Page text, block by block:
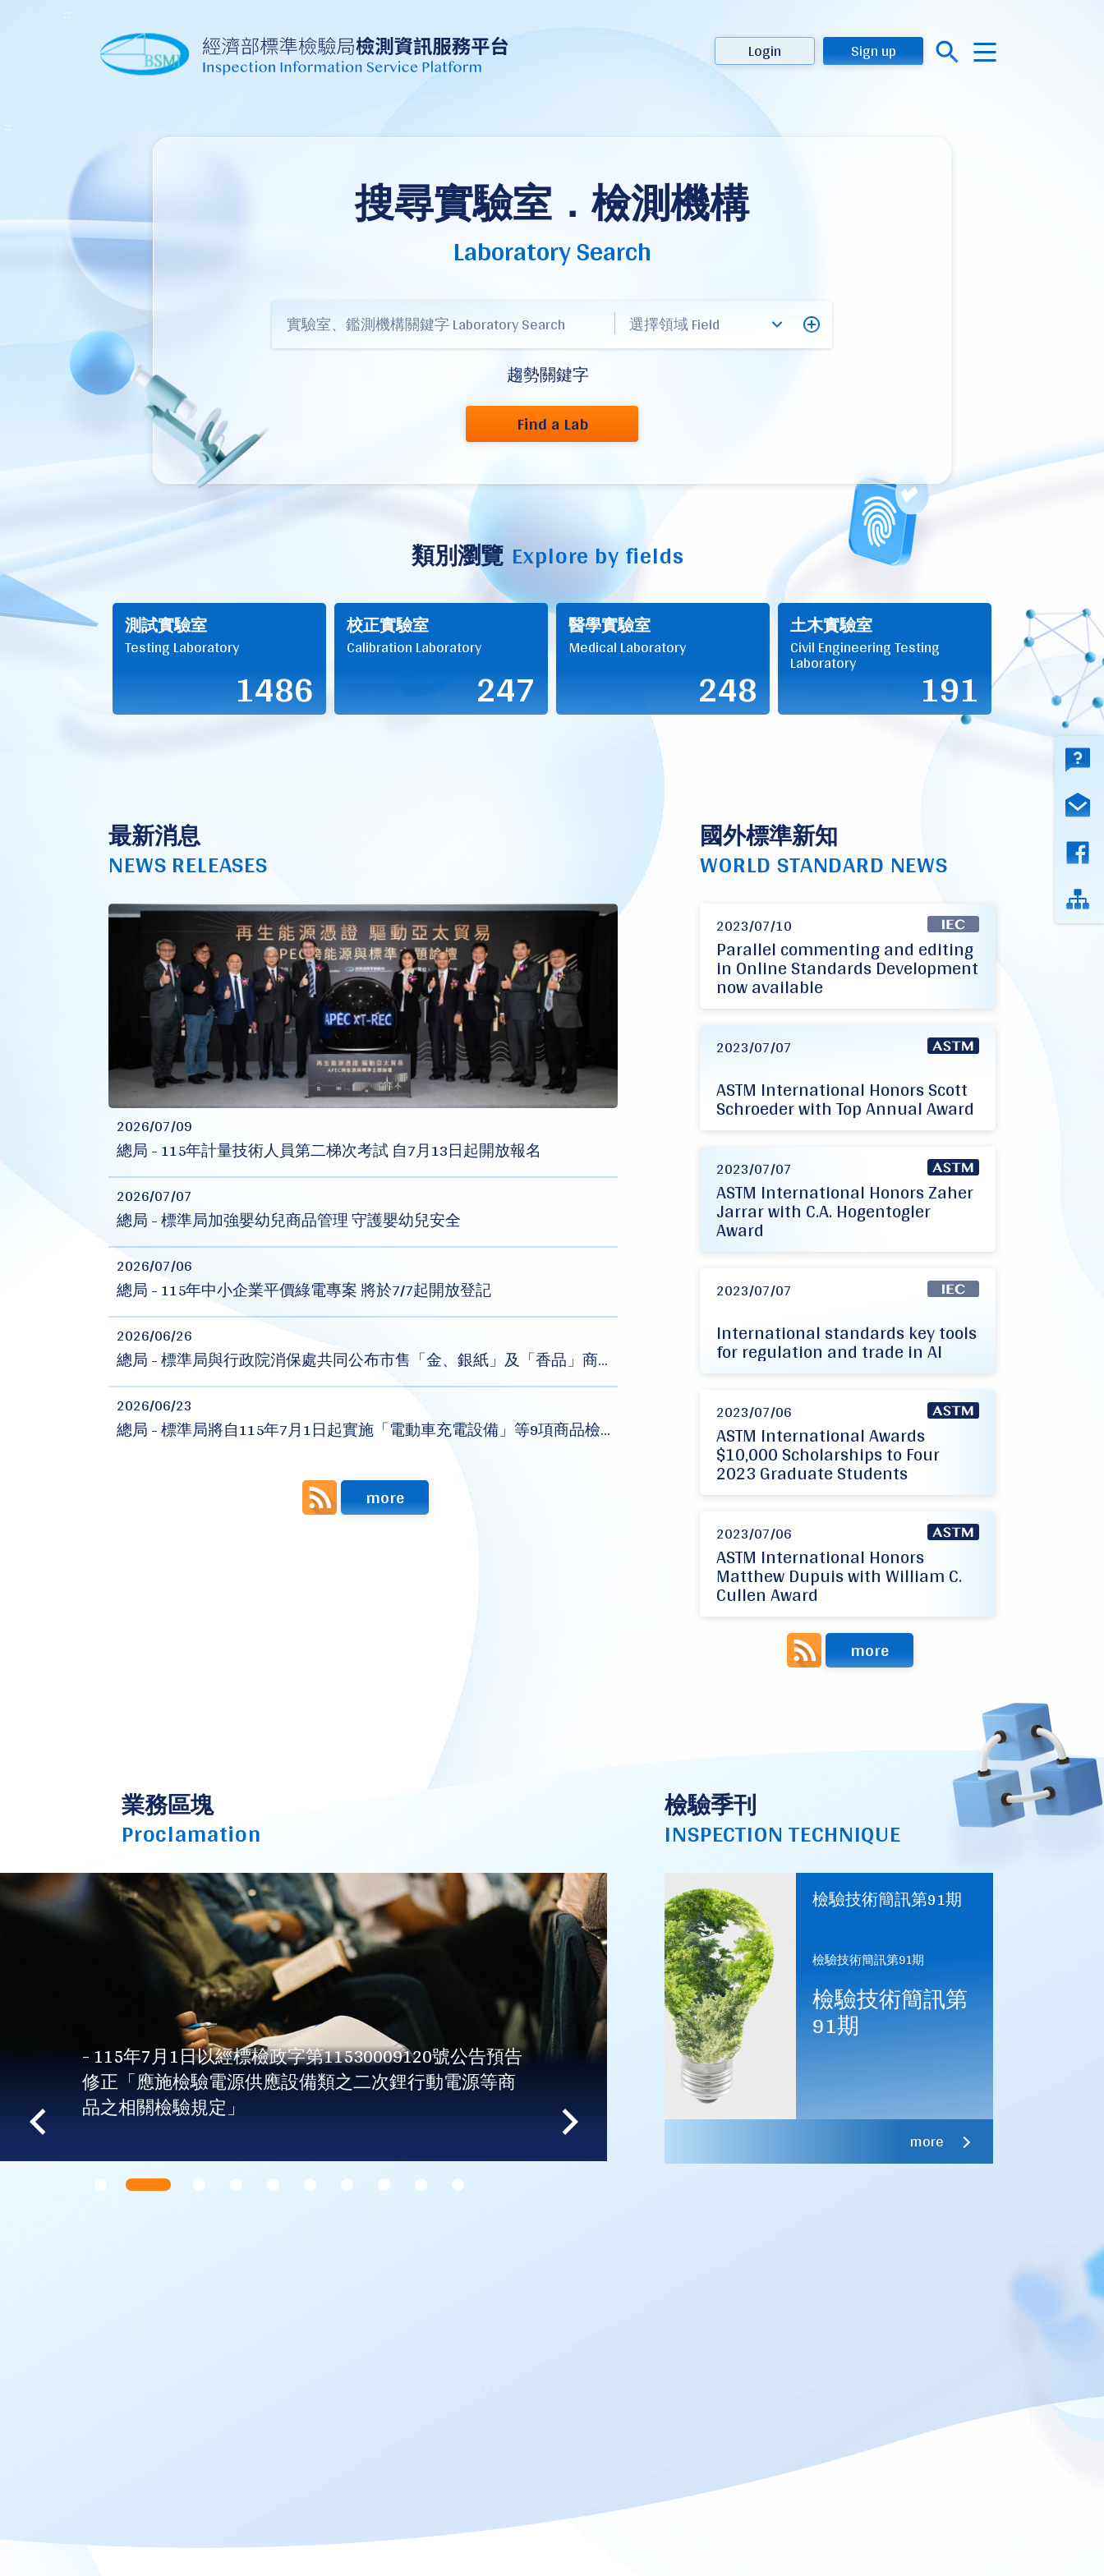
:::
Login Sign up
:::
搜尋實驗室．檢測機構
Laboratory Search
趨勢關鍵字
Find a Lab
類別瀏覽 Explore by fields
測試實驗室
Testing Laboratory
1486
校正實驗室
Calibration Laboratory
247
醫學實驗室
Medical Laboratory
248
土木實驗室
Civil Engineering Testing
Laboratory 191
最新消息
NEWS RELEASES
2026/07/09
總局 - 115年計量技術人員第二梯次考試 自7月13日起開放報名
2026/07/07
總局 - 標準局加強嬰幼兒商品管理 守護嬰幼兒安全
2026/07/06
總局 - 115年中小企業平價綠電專案 將於7/7起開放登記
2026/06/26
總局 - 標準局與行政院消保處共同公布市售「金、銀紙」及「香品」商品檢測結果
2026/06/23
總局 - 標準局將自115年7月1日起實施「電動車充電設備」等9項商品檢驗規定 強化商品安全
more
國外標準新知
WORLD STANDARD NEWS
2023/07/10
Parallel commenting and editing
in Online Standards Development
now available
2023/07/07
ASTM International Honors Scott
Schroeder with Top Annual Award
2023/07/07
ASTM International Honors Zaher
Jarrar with C.A. Hogentogler
Award
2023/07/07
International standards key tools
for regulation and trade in AI
2023/07/06
ASTM International Awards
$10,000 Scholarships to Four
2023 Graduate Students
2023/07/06
ASTM International Honors
Matthew Dupuis with William C.
Cullen Award
more
業務區塊
Proclamation
公告預告 - 核准台正字第8841號等共12種產品使用正字標記；廢
止台正字第4535號等4種產品使用正字標記。
檢驗季刊
INSPECTION TECHNIQUE
檢驗技術簡訊第91期
檢驗技術簡訊第91期
檢驗技術簡訊第
91期
more